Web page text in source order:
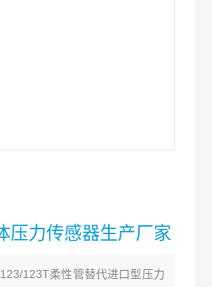
压力传感器生产厂家
123T柔性管替代进口型压力